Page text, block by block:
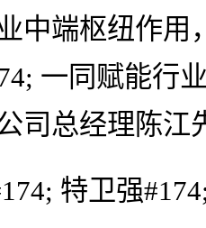
中端枢纽作用
一同赋能行
司总经理陈江
特卫强